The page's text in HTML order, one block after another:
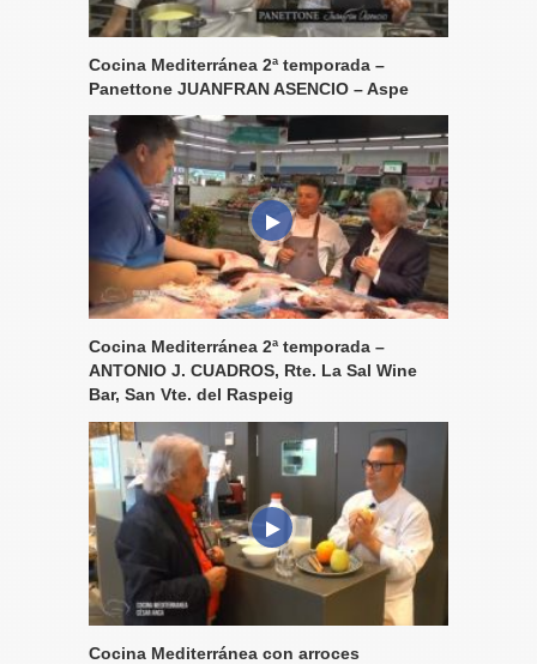
Cocina Mediterránea 2ª temporada –
Panettone JUANFRAN ASENCIO – Aspe
Cocina Mediterránea 2ª temporada –
ANTONIO J. CUADROS, Rte. La Sal Wine
Bar, San Vte. del Raspeig
Cocina Mediterránea con arroces